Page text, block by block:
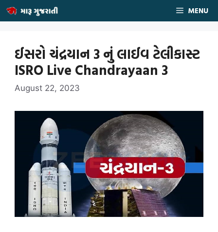
Skip
MENU
ઈસરો ચંદ્રયાન 3 નું લાઈવ ટેલીકાસ્ટ
ISRO Live Chandrayaan 3
August 22, 2023